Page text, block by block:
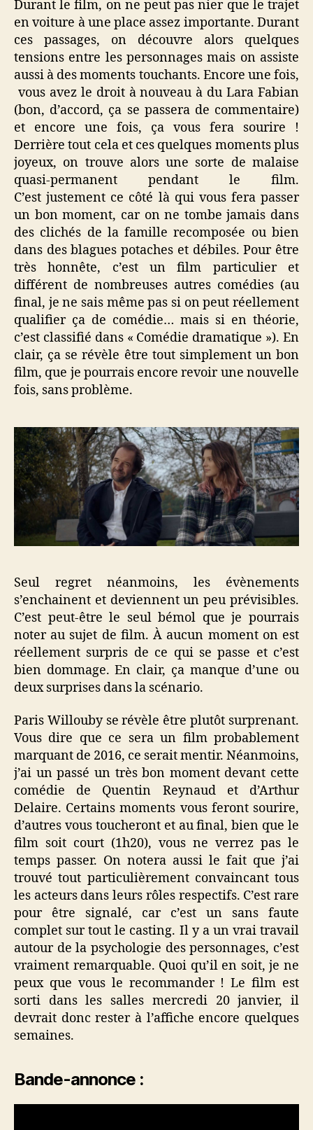
Durant le film, on ne peut pas nier que le trajet
en voiture à une place assez importante. Durant
ces passages, on découvre alors quelques
tensions entre les personnages mais on assiste
aussi à des moments touchants. Encore une fois,
vous avez le droit à nouveau à du Lara Fabian
(bon, d’accord, ça se passera de commentaire)
et encore une fois, ça vous fera sourire !
Derrière tout cela et ces quelques moments plus
joyeux, on trouve alors une sorte de malaise
quasi-permanent pendant le film.
C’est justement ce côté là qui vous fera passer
un bon moment, car on ne tombe jamais dans
des clichés de la famille recomposée ou bien
dans des blagues potaches et débiles. Pour être
très honnête, c’est un film particulier et
différent de nombreuses autres comédies (au
final, je ne sais même pas si on peut réellement
qualifier ça de comédie… mais si en théorie,
c’est classifié dans « Comédie dramatique »). En
clair, ça se révèle être tout simplement un bon
film, que je pourrais encore revoir une nouvelle
fois, sans problème.
Seul regret néanmoins, les évènements
s’enchainent et deviennent un peu prévisibles.
C’est peut-être le seul bémol que je pourrais
noter au sujet de film. À aucun moment on est
réellement surpris de ce qui se passe et c’est
bien dommage. En clair, ça manque d’une ou
deux surprises dans la scénario.
Paris Willouby se révèle être plutôt surprenant.
Vous dire que ce sera un film probablement
marquant de 2016, ce serait mentir. Néanmoins,
j’ai un passé un très bon moment devant cette
comédie de Quentin Reynaud et d’Arthur
Delaire. Certains moments vous feront sourire,
d’autres vous toucheront et au final, bien que le
film soit court (1h20), vous ne verrez pas le
temps passer. On notera aussi le fait que j’ai
trouvé tout particulièrement convaincant tous
les acteurs dans leurs rôles respectifs. C’est rare
pour être signalé, car c’est un sans faute
complet sur tout le casting. Il y a un vrai travail
autour de la psychologie des personnages, c’est
vraiment remarquable. Quoi qu’il en soit, je ne
peux que vous le recommander ! Le film est
sorti dans les salles mercredi 20 janvier, il
devrait donc rester à l’affiche encore quelques
semaines.
Bande-annonce :